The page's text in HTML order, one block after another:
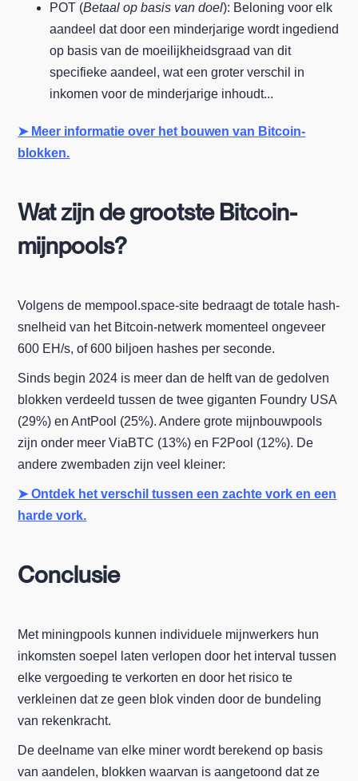
POT (Betaal op basis van doel): Beloning voor elk
aandeel dat door een minderjarige wordt ingediend
op basis van de moeilijkheidsgraad van dit
specifieke aandeel, wat een groter verschil in
inkomen voor de minderjarige inhoudt...
➤ Meer informatie over het bouwen van Bitcoin-
blokken.
Wat zijn de grootste Bitcoin-
mijnpools?
Volgens de mempool.space-site bedraagt de totale hash-
snelheid van het Bitcoin-netwerk momenteel ongeveer
600 EH/s, of 600 biljoen hashes per seconde.
Sinds begin 2024 is meer dan de helft van de gedolven
blokken verdeeld tussen de twee giganten Foundry USA
(29%) en AntPool (25%). Andere grote mijnbouwpools
zijn onder meer ViaBTC (13%) en F2Pool (12%). De
andere zwembaden zijn veel kleiner:
➤ Ontdek het verschil tussen een zachte vork en een
harde vork.
Conclusie
Met miningpools kunnen individuele mijnwerkers hun
inkomsten soepel laten verlopen door het interval tussen
elke vergoeding te verkorten en door het risico te
verkleinen dat ze geen blok vinden door de bundeling
van rekenkracht.
De deelname van elke miner wordt berekend op basis
van aandelen, blokken waarvan is aangetoond dat ze